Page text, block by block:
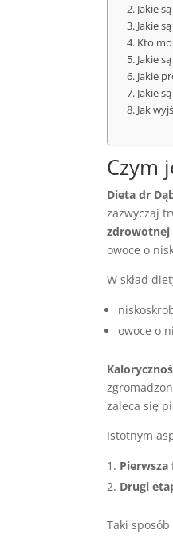
Jakie
Jakie
Kto
Jakie
Jakie
Jakie
Jak
Czym
Dieta dr
zazwyczaj
zdrowotnej
owoce o
W skład
owoce o
zaleca się
Istotnym
Pierwsza
Drugi
Taki